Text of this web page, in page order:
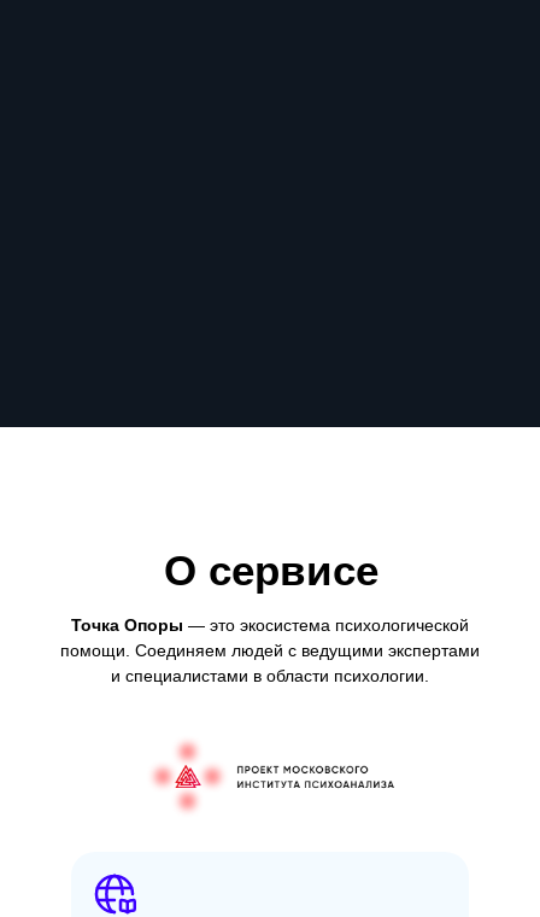
О сервисе
Точка Опоры — это экосистема психологической
помощи. Соединяем людей с ведущими экспертами
и специалистами в области психологии.